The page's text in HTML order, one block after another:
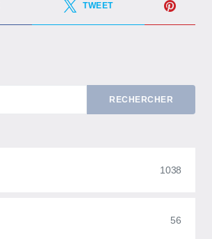
TWEET
RECHERCHER
1038
56